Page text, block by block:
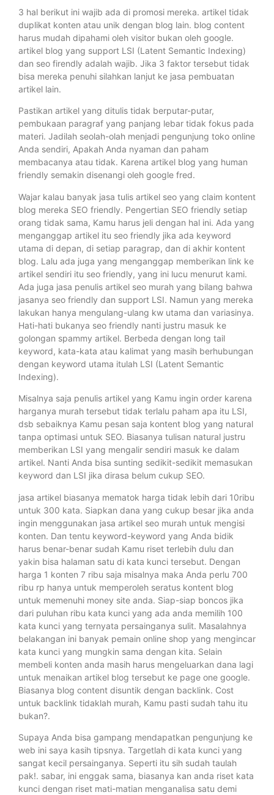
3 hal berikut ini wajib ada di promosi mereka. artikel tidak
duplikat konten atau unik dengan blog lain. blog content
harus mudah dipahami oleh visitor bukan oleh google.
artikel blog yang support LSI (Latent Semantic Indexing)
dan seo firendly adalah wajib. Jika 3 faktor tersebut tidak
bisa mereka penuhi silahkan lanjut ke jasa pembuatan
artikel lain.
Pastikan artikel yang ditulis tidak berputar-putar,
pembukaan paragraf yang panjang lebar tidak fokus pada
materi. Jadilah seolah-olah menjadi pengunjung toko online
Anda sendiri, Apakah Anda nyaman dan paham
membacanya atau tidak. Karena artikel blog yang human
friendly semakin disenangi oleh google fred.
Wajar kalau banyak jasa tulis artikel seo yang claim kontent
blog mereka SEO friendly. Pengertian SEO friendly setiap
orang tidak sama, Kamu harus jeli dengan hal ini. Ada yang
menganggap artikel itu seo friendly jika ada keyword
utama di depan, di setiap paragrap, dan di akhir kontent
blog. Lalu ada juga yang menganggap memberikan link ke
artikel sendiri itu seo friendly, yang ini lucu menurut kami.
Ada juga jasa penulis artikel seo murah yang bilang bahwa
jasanya seo friendly dan support LSI. Namun yang mereka
lakukan hanya mengulang-ulang kw utama dan variasinya.
Hati-hati bukanya seo friendly nanti justru masuk ke
golongan spammy artikel. Berbeda dengan long tail
keyword, kata-kata atau kalimat yang masih berhubungan
dengan keyword utama itulah LSI (Latent Semantic
Indexing).
Misalnya saja penulis artikel yang Kamu ingin order karena
harganya murah tersebut tidak terlalu paham apa itu LSI,
dsb sebaiknya Kamu pesan saja kontent blog yang natural
tanpa optimasi untuk SEO. Biasanya tulisan natural justru
memberikan LSI yang mengalir sendiri masuk ke dalam
artikel. Nanti Anda bisa sunting sedikit-sedikit memasukan
keyword dan LSI jika dirasa belum cukup SEO.
jasa artikel biasanya mematok harga tidak lebih dari 10ribu
untuk 300 kata. Siapkan dana yang cukup besar jika anda
ingin menggunakan jasa artikel seo murah untuk mengisi
konten. Dan tentu keyword-keyword yang Anda bidik
harus benar-benar sudah Kamu riset terlebih dulu dan
yakin bisa halaman satu di kata kunci tersebut. Dengan
harga 1 konten 7 ribu saja misalnya maka Anda perlu 700
ribu rp hanya untuk memperoleh seratus kontent blog
untuk memenuhi money site anda. Siap-siap boncos jika
dari puluhan ribu kata kunci yang ada anda memilih 100
kata kunci yang ternyata persainganya sulit. Masalahnya
belakangan ini banyak pemain online shop yang mengincar
kata kunci yang mungkin sama dengan kita. Selain
membeli konten anda masih harus mengeluarkan dana lagi
untuk menaikan artikel blog tersebut ke page one google.
Biasanya blog content disuntik dengan backlink. Cost
untuk backlink tidaklah murah, Kamu pasti sudah tahu itu
bukan?.
Supaya Anda bisa gampang mendapatkan pengunjung ke
web ini saya kasih tipsnya. Targetlah di kata kunci yang
sangat kecil persainganya. Seperti itu sih sudah taulah
pak!. sabar, ini enggak sama, biasanya kan anda riset kata
kunci dengan riset mati-matian menganalisa satu demi